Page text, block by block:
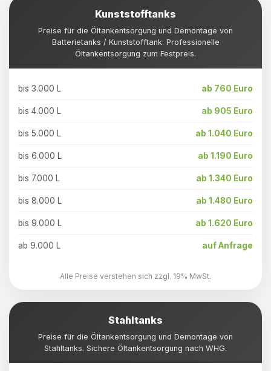
Kunststofftanks
Preise für die Öltankentsorgung und Demontage von
Batterietanks / Kunststofftank. Professionelle
Öltankentsorgung zum Festpreis.
bis 3.000 L ab 760 Euro
bis 4.000 L ab 905 Euro
bis 5.000 L ab 1.040 Euro
bis 6.000 L ab 1.190 Euro
bis 7.000 L ab 1.340 Euro
bis 8.000 L ab 1.480 Euro
bis 9.000 L ab 1.620 Euro
ab 9.000 L auf Anfrage
Alle Preise verstehen sich zzgl. 19% MwSt.
Stahltanks
Preise für die Öltankentsorgung und Demontage von
Stahltanks. Sichere Öltankentsorgung nach WHG.